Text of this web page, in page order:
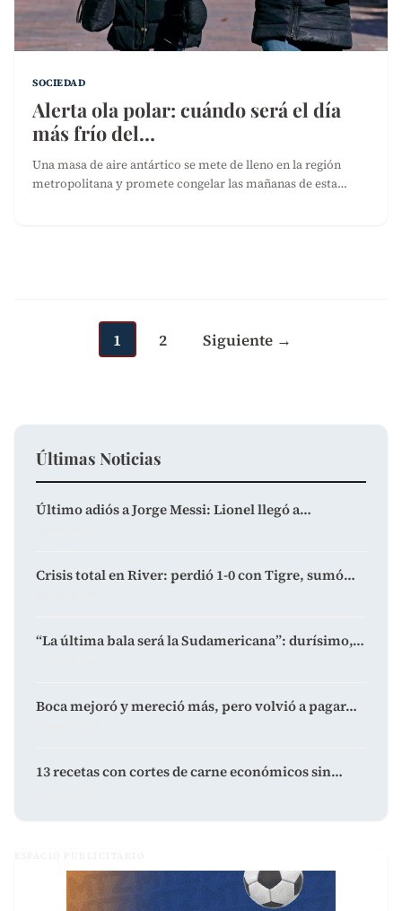
SOCIEDAD
Alerta ola polar: cuándo será el día
más frío del…
Una masa de aire antártico se mete de lleno en la región
metropolitana y promete congelar las mañanas de esta…
1 2 Siguiente →
Últimas Noticias
Último adiós a Jorge Messi: Lionel llegó a…
Crisis total en River: perdió 1-0 con Tigre, sumó…
“La última bala será la Sudamericana”: durísimo,…
Boca mejoró y mereció más, pero volvió a pagar…
13 recetas con cortes de carne económicos sin…
ESPACIO PUBLICITARIO